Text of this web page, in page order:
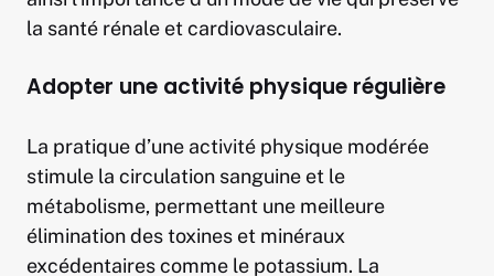
la santé rénale et cardiovasculaire.
Adopter une activité physique régulière
La pratique d’une activité physique modérée
stimule la circulation sanguine et le
métabolisme, permettant une meilleure
élimination des toxines et minéraux
excédentaires comme le potassium. La